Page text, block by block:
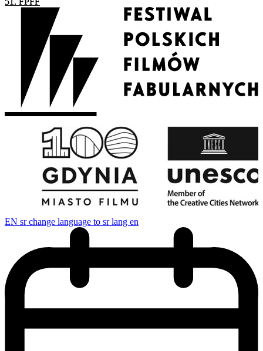
EN sr change language to sr lang en